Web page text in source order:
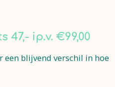
47,- ip.v. €99,00
een blijvend verschil in hoe